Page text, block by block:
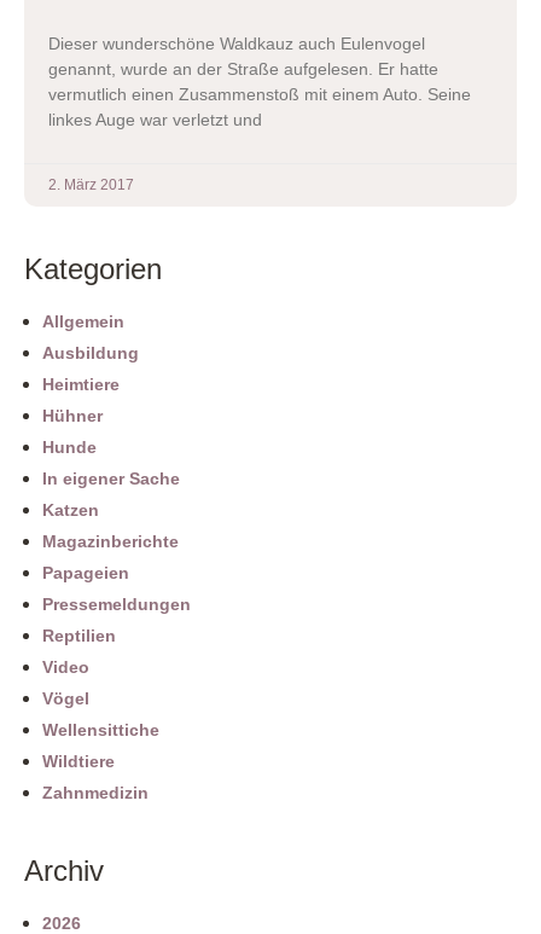
Dieser wunderschöne Waldkauz auch Eulenvogel
genannt, wurde an der Straße aufgelesen. Er hatte
vermutlich einen Zusammenstoß mit einem Auto. Seine
linkes Auge war verletzt und
2. März 2017
Kategorien
Allgemein
Ausbildung
Heimtiere
Hühner
Hunde
In eigener Sache
Katzen
Magazinberichte
Papageien
Pressemeldungen
Reptilien
Video
Vögel
Wellensittiche
Wildtiere
Zahnmedizin
Archiv
2026